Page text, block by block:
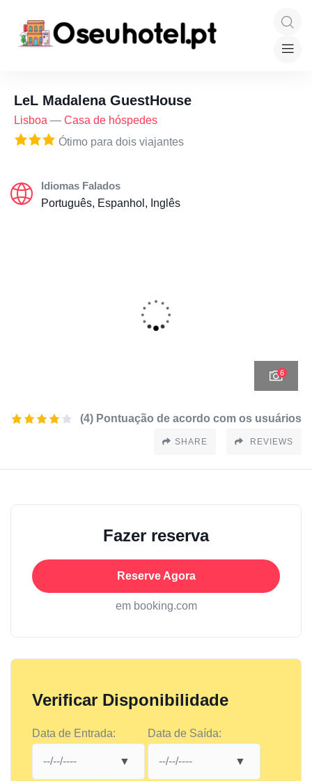
LeL Madalena GuestHouse
Lisboa — Casa de hóspedes
Ótimo para dois viajantes
Idiomas Falados
Português, Espanhol, Inglês
6
(4) Pontuação de acordo com os usuários
SHARE REVIEWS
Fazer reserva
Reserve Agora
em booking.com
Verificar Disponibilidade
Data de Entrada: Data de Saída: